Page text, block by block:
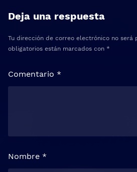
Deja una respuesta
Tu dirección de correo electrónico no será
obligatorios están marcados con *
Comentario *
Nombre *